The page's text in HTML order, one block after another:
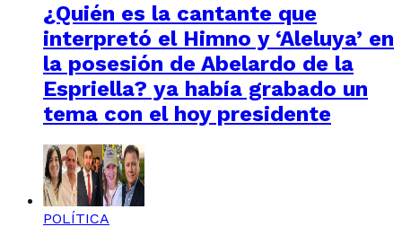
¿Quién es la cantante que
interpretó el Himno y ‘Aleluya’ en
la posesión de Abelardo de la
Espriella? ya había grabado un
tema con el hoy presidente
POLÍTICA